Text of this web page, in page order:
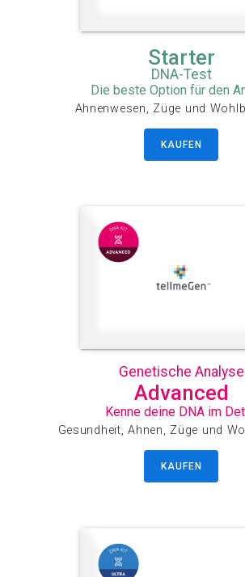
Starter
DNA-Test
Die beste Option für den
Ahnenwesen, Züge und
KAUFEN
Genetische Analyse
Advanced
Kenne deine DNA im
Gesundheit, Ahnen, Züge und
KAUFEN